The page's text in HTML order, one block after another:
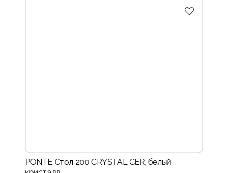
PONTE Стол 200 CRYSTAL CER, белый